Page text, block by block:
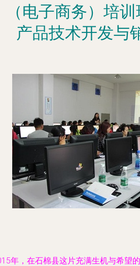
（电子商务）培
产品技术开发与
年，在石棉县这片充满生机与希望